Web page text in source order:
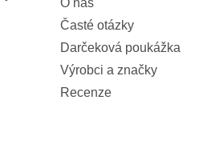
O nás
Časté otázky
Darčeková poukážka
Výrobci a značky
Recenze